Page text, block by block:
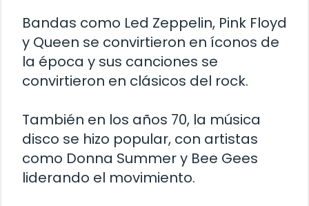
Bandas como Led Zeppelin, Pink Floyd
y Queen se convirtieron en íconos de
la época y sus canciones se
convirtieron en clásicos del rock.
También en los años 70, la música
disco se hizo popular, con artistas
como Donna Summer y Bee Gees
liderando el movimiento.